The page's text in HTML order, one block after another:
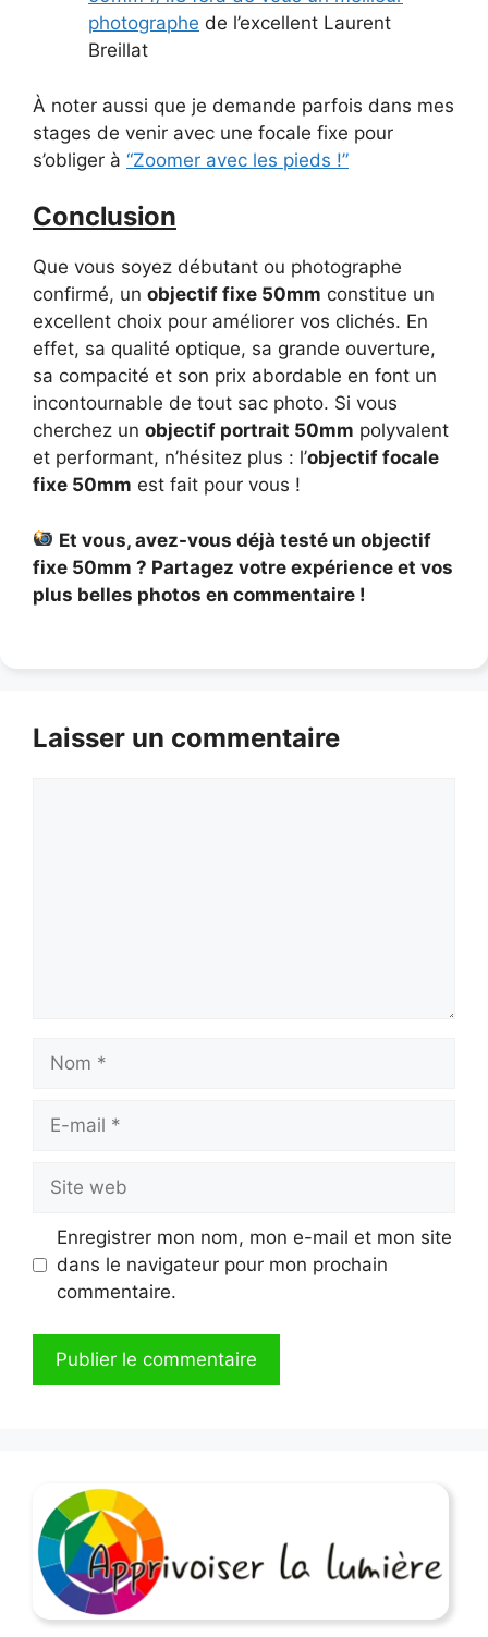
photographe de l’excellent Laurent
Breillat
À noter aussi que je demande parfois dans mes
stages de venir avec une focale fixe pour
s’obliger à “Zoomer avec les pieds !”
Conclusion
Que vous soyez débutant ou photographe
confirmé, un objectif fixe 50mm constitue un
excellent choix pour améliorer vos clichés. En
effet, sa qualité optique, sa grande ouverture,
sa compacité et son prix abordable en font un
incontournable de tout sac photo. Si vous
cherchez un objectif portrait 50mm polyvalent
et performant, n’hésitez plus : l’objectif focale
fixe 50mm est fait pour vous !
Et vous, avez-vous déjà testé un objectif
fixe 50mm ? Partagez votre expérience et vos
plus belles photos en commentaire !
Laisser un commentaire
Nom
Site
web
Enregistrer mon nom, mon e-mail et mon site
dans le navigateur pour mon prochain
commentaire.
n
a